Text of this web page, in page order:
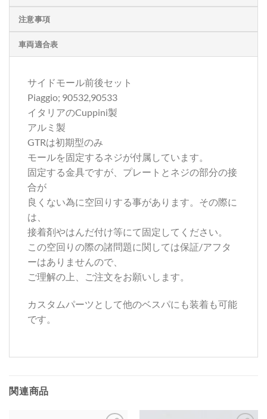
注意事項
車両適合表
サイドモール前後セット
Piaggio; 90532,90533
イタリアのCuppini製
アルミ製
GTRは初期型のみ
モールを固定するネジが付属しています。
固定する金具ですが、プレートとネジの部分の接
合が
良くない為に空回りする事があります。その際に
は、
接着剤やはんだ付け等にて固定してください。
この空回りの際の諸問題に関しては保証/アフタ
ーはありませんので、
ご理解の上、ご注文をお願いします。
カスタムパーツとして他のベスパにも装着も可能
です。
関連商品